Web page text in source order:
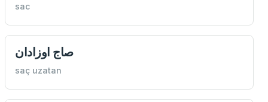
sac
صاج اوزادان
saç uzatan